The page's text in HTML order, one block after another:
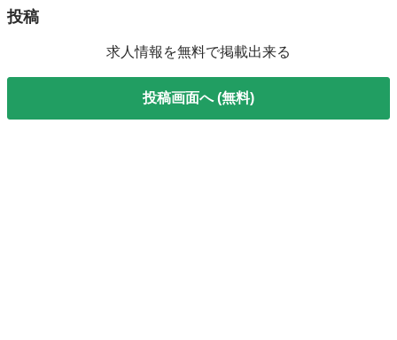
投稿
求人情報を無料で掲載出来る
投稿画面へ (無料)